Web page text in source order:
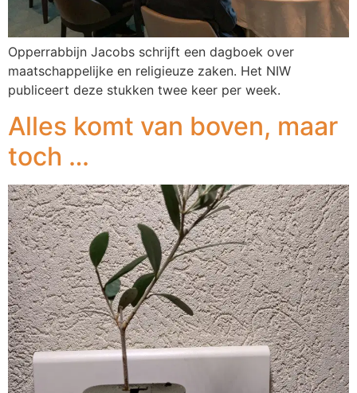
Opperrabbijn Jacobs schrijft een dagboek over
maatschappelijke en religieuze zaken. Het NIW
publiceert deze stukken twee keer per week.
Alles komt van boven, maar
toch …